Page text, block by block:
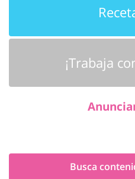
¡Trabaja
Busca